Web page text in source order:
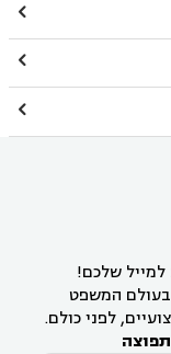



שלכם!
בעולם המשפט
לפני כולם.